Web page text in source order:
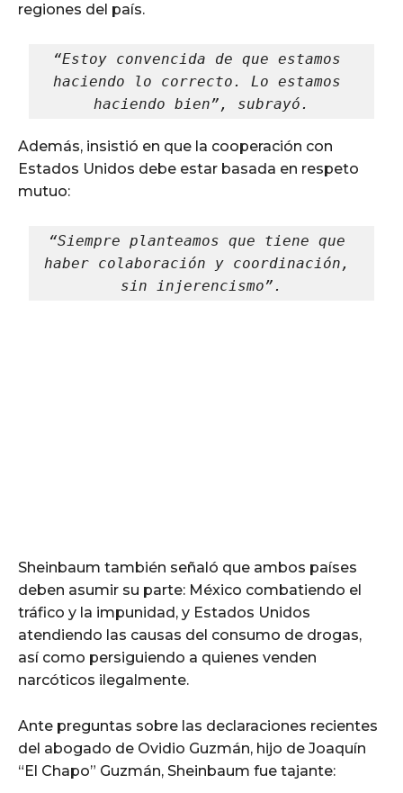
regiones del país.
“Estoy convencida de que estamos
haciendo lo correcto. Lo estamos
haciendo bien”, subrayó.
Además, insistió en que la cooperación con
Estados Unidos debe estar basada en respeto
mutuo:
“Siempre planteamos que tiene que
haber colaboración y coordinación,
sin injerencismo”.
Sheinbaum también señaló que ambos países
deben asumir su parte: México combatiendo el
tráfico y la impunidad, y Estados Unidos
atendiendo las causas del consumo de drogas,
así como persiguiendo a quienes venden
narcóticos ilegalmente.
Ante preguntas sobre las declaraciones recientes
del abogado de Ovidio Guzmán, hijo de Joaquín
“El Chapo” Guzmán, Sheinbaum fue tajante: